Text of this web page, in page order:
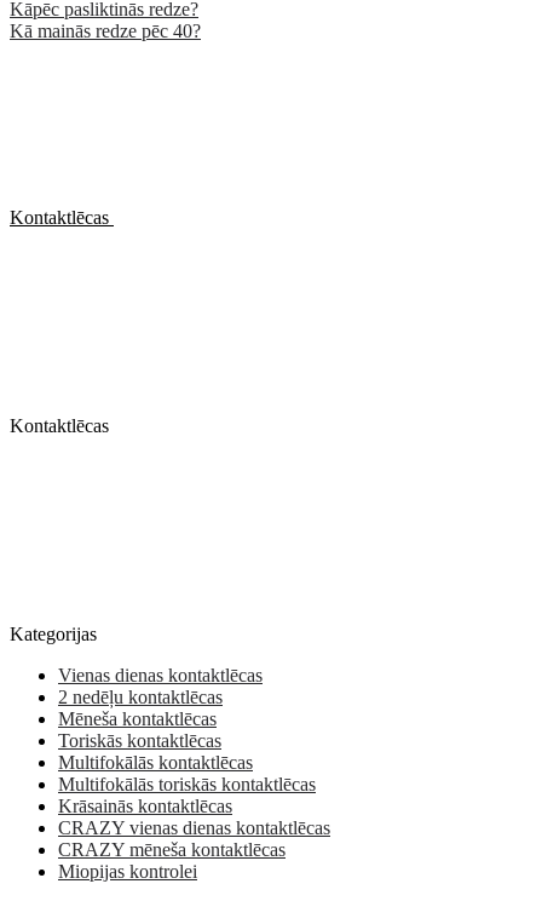
Kāpēc pasliktinās redze?
Kā mainās redze pēc 40?
Kontaktlēcas
Kontaktlēcas
Kategorijas
Vienas dienas kontaktlēcas
2 nedēļu kontaktlēcas
Mēneša kontaktlēcas
Toriskās kontaktlēcas
Multifokālās kontaktlēcas
Multifokālās toriskās kontaktlēcas
Krāsainās kontaktlēcas
CRAZY vienas dienas kontaktlēcas
CRAZY mēneša kontaktlēcas
Miopijas kontrolei